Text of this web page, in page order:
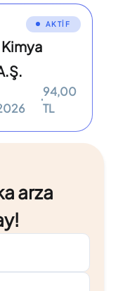
AKTİF
94,00
TL
arza